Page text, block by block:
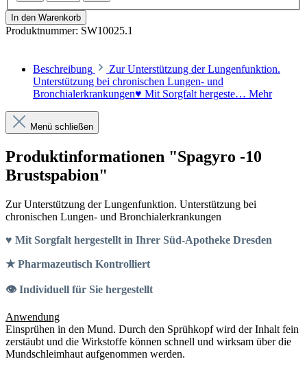
In den Warenkorb
Produktnummer: SW10025.1
Beschreibung
Zur Unterstützung der Lungenfunktion.
Unterstützung bei chronischen Lungen- und
Bronchialerkrankungen♥ Mit Sorgfalt hergeste… Mehr
Menü schließen
Produktinformationen "Spagyro -10
Brustspabion"
Zur Unterstützung der Lungenfunktion. Unterstützung bei
chronischen Lungen- und Bronchialerkrankungen
♥ Mit Sorgfalt hergestellt in Ihrer Süd-Apotheke Dresden
★ Pharmazeutisch Kontrolliert
👁 Individuell für Sie hergestellt
Anwendung
Einsprühen in den Mund. Durch den Sprühkopf wird der Inhalt fein
zerstäubt und die Wirkstoffe können schnell und wirksam über die
Mundschleimhaut aufgenommen werden.